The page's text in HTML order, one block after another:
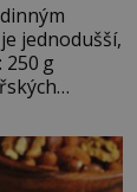
jednodušší,
do nich